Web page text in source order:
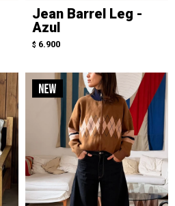
Jean Barrel Leg -
Azul
$ 6.900